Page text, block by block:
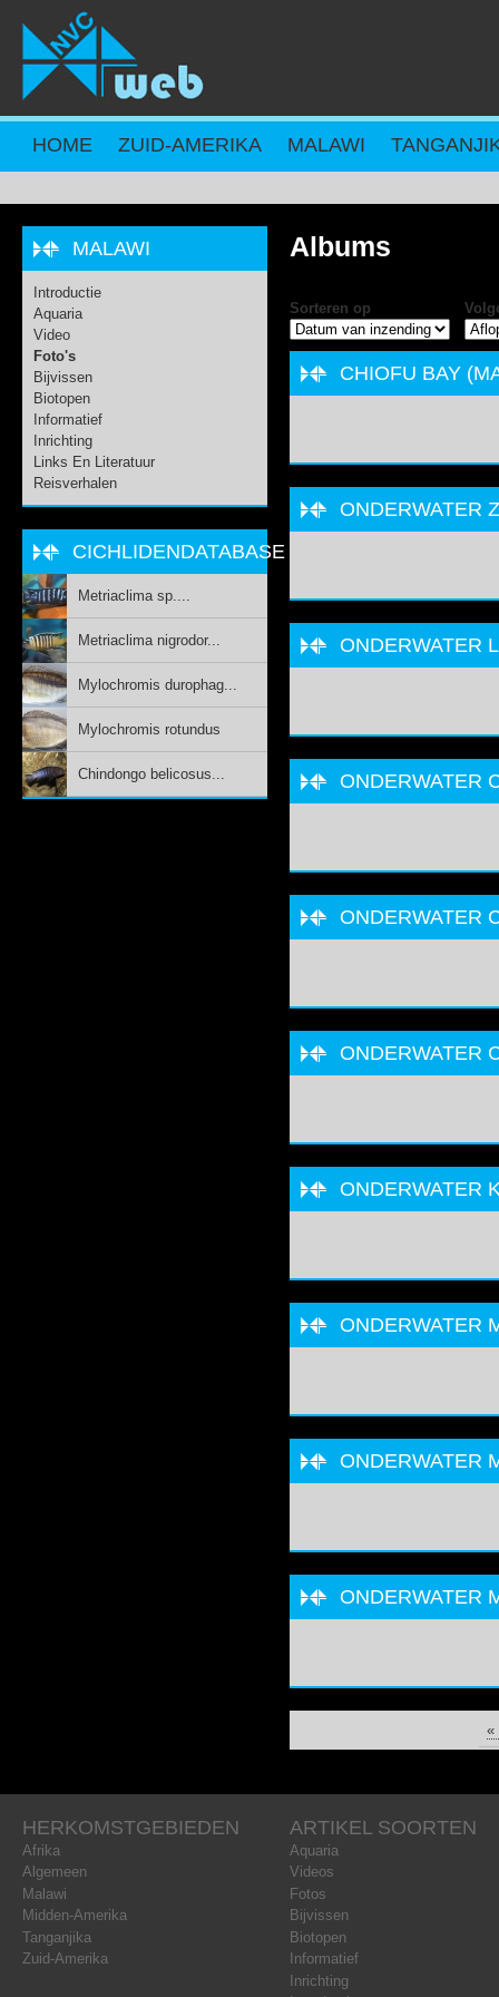
Overslaan en naar de inhoud gaan
HOME ZUID-AMERIKA MALAWI
Albums
Sorteren op
CHIOFU BAY
ONDERWATER
ONDERWATER
ONDERWATER
ONDERWATER
ONDERWATER
ONDERWATER
ONDERWATER
ONDERWATER
ONDERWATER
«
MALAWI
Introductie
Aquaria
Video
Foto's
Bijvissen
Biotopen
Informatief
Inrichting
Links En Literatuur
Reisverhalen
CICHLIDENDATABASE
Metriaclima sp....
Metriaclima nigrodor...
Mylochromis durophag...
Mylochromis rotundus
Chindongo belicosus...
HERKOMSTGEBIEDEN
Afrika
Algemeen
Malawi
Midden-Amerika
Tanganjika
Zuid-Amerika
ARTIKEL SOORTEN
Aquaria
Videos
Fotos
Bijvissen
Biotopen
Informatief
Inrichting